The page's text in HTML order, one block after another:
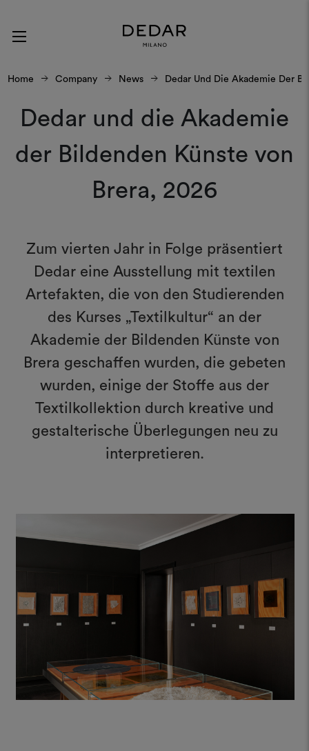
Home Company News Dedar Und Die Akademie Der
Dedar und die Akademie
der Bildenden Künste von
Brera, 2026
Zum vierten Jahr in Folge präsentiert
Dedar eine Ausstellung mit textilen
Artefakten, die von den Studierenden
des Kurses „Textilkultur“ an der
Akademie der Bildenden Künste von
Brera geschaffen wurden, die gebeten
wurden, einige der Stoffe aus der
Textilkollektion durch kreative und
gestalterische Überlegungen neu zu
interpretieren.